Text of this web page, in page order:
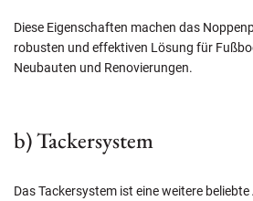
Diese Eigenschaften machen das
robusten und effektiven Lösung für
Neubauten und Renovierungen.
b) Tackersystem
Das Tackersystem ist eine weitere